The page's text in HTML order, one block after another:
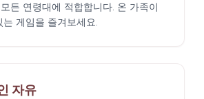
든 연령대에 적합합니다. 온 가족이
는 게임을 즐겨보세요.
자유